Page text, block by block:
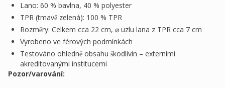
Lano: 60 % bavlna, 40 % polyester
TPR (tmavě zelená): 100 % TPR
Rozměry: Celkem cca 22 cm, ⌀ uzlu lana z TPR cca 7 cm
Vyrobeno ve férových podmínkách
Testováno ohledně obsahu škodlivin – externími
akreditovanými institucemi
Pozor/varování: